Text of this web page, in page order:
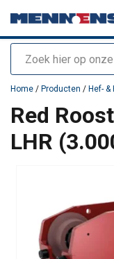
Zoeken
toegevoegd aan uw
Home / Producten / Hef-
Red
LHR